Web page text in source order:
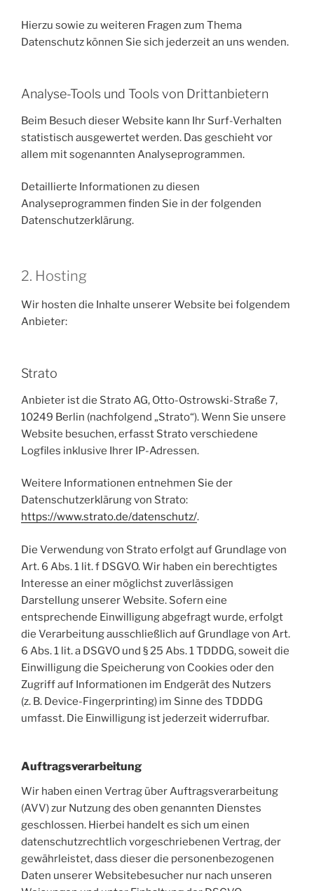
Hierzu sowie zu weiteren Fragen zum Thema
Datenschutz können Sie sich jederzeit an uns wenden.
Analyse-Tools und Tools von Dritt­anbietern
Beim Besuch dieser Website kann Ihr Surf-Verhalten
statistisch ausgewertet werden. Das geschieht vor
allem mit sogenannten Analyseprogrammen.
Detaillierte Informationen zu diesen
Analyseprogrammen finden Sie in der folgenden
Datenschutzerklärung.
2. Hosting
Wir hosten die Inhalte unserer Website bei folgendem
Anbieter:
Strato
Anbieter ist die Strato AG, Otto-Ostrowski-Straße 7,
10249 Berlin (nachfolgend „Strato“). Wenn Sie unsere
Website besuchen, erfasst Strato verschiedene
Logfiles inklusive Ihrer IP-Adressen.
Weitere Informationen entnehmen Sie der
Datenschutzerklärung von Strato:
https://www.strato.de/datenschutz/.
Die Verwendung von Strato erfolgt auf Grundlage von
Art. 6 Abs. 1 lit. f DSGVO. Wir haben ein berechtigtes
Interesse an einer möglichst zuverlässigen
Darstellung unserer Website. Sofern eine
entsprechende Einwilligung abgefragt wurde, erfolgt
die Verarbeitung ausschließlich auf Grundlage von Art.
6 Abs. 1 lit. a DSGVO und § 25 Abs. 1 TDDDG, soweit die
Einwilligung die Speicherung von Cookies oder den
Zugriff auf Informationen im Endgerät des Nutzers
(z. B. Device-Fingerprinting) im Sinne des TDDDG
umfasst. Die Einwilligung ist jederzeit widerrufbar.
Auftragsverarbeitung
Wir haben einen Vertrag über Auftragsverarbeitung
(AVV) zur Nutzung des oben genannten Dienstes
geschlossen. Hierbei handelt es sich um einen
datenschutzrechtlich vorgeschriebenen Vertrag, der
gewährleistet, dass dieser die personenbezogenen
Daten unserer Websitebesucher nur nach unseren